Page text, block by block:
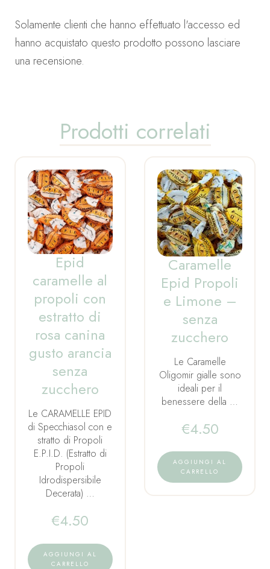
Solamente clienti che hanno effettuato l'accesso ed
hanno acquistato questo prodotto possono lasciare
una recensione.
Prodotti correlati
Epid
caramelle al
propoli con
estratto di
rosa canina
gusto arancia
senza
zucchero
Le CARAMELLE EPID
di Specchiasol con e
stratto di Propoli
E.P.I.D. (Estratto di
Propoli
Idrodispersibile
Decerata) …
€4.50
AGGIUNGI AL
CARRELLO
Caramelle
Epid Propoli
e Limone –
senza
zucchero
Le Caramelle
Oligomir gialle sono
ideali per il
benessere della …
€4.50
AGGIUNGI AL
CARRELLO